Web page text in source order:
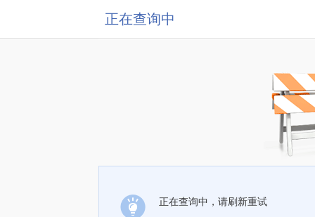
正在查询中
正在查询中，请刷新重试